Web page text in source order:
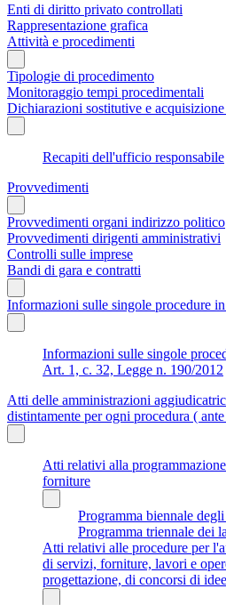
Enti di diritto privato controllati
Rappresentazione grafica
Attività e procedimenti
Tipologie di procedimento
Monitoraggio tempi procedimentali
Dichiarazioni sostitutive e
Recapiti dell'ufficio responsabile
Provvedimenti
Provvedimenti organi indirizzo politico
Provvedimenti dirigenti amministrativi
Controlli sulle imprese
Bandi di gara e contratti
Informazioni sulle singole procedure
Informazioni sulle singole
Art. 1, c. 32, Legge n. 190/2012
Atti delle amministrazioni
distintamente per ogni procedura (
Atti relativi alla
forniture
Programma biennale
Programma triennale dei
Atti relativi alle procedure per
di servizi, forniture, lavori e
progettazione, di concorsi di